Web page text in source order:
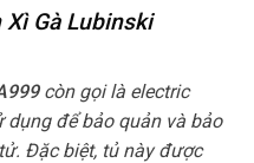
Xì Gà Lubinski
còn gọi là electric
để bảo quản và bảo
Đặc biệt, tủ này được